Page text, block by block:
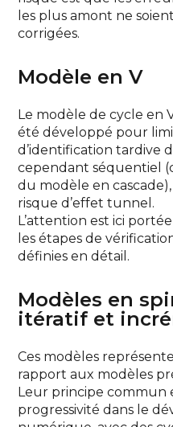
les plus amont ne
corrigées.
Modèle en V
Le modèle de cycle en
été développé pour
d’identification tardive
cependant séquentiel
du modèle en
risque d’effet tunnel.
L’attention est ici
les étapes de
définies en détail.
Modèles en
itératif et
Ces modèles
rapport aux modèles
Leur principe commun
progressivité dans le